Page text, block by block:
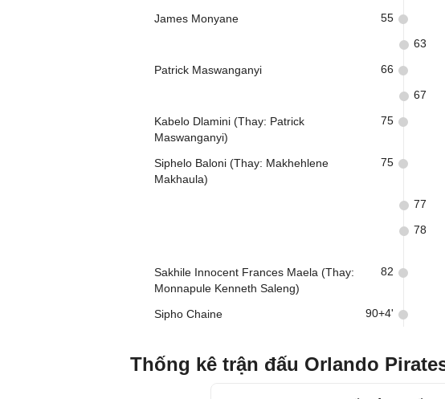
James Monyane 55
63
Patrick Maswanganyi 66
67
Kabelo Dlamini (Thay: Patrick
Maswanganyi)
75
Siphelo Baloni (Thay: Makhehlene
Makhaula)
75
77
78
Sakhile Innocent Frances Maela (Thay:
Monnapule Kenneth Saleng)
82
Sipho Chaine 90+4'
Thống kê trận đấu Orlando